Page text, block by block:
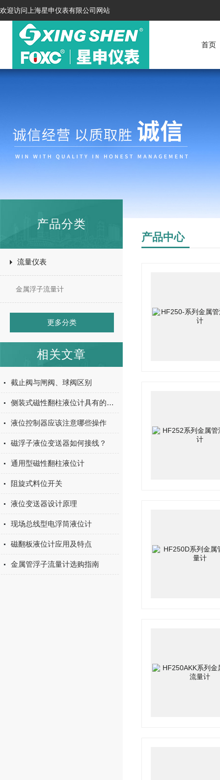
欢迎访问上海星申仪表有限公司网站
首页
产品分类
流量仪表
金属浮子流量计
更多分类
相关文章
截止阀与闸阀、球阀区别
侧装式磁性翻柱液位计具有的功能
液位控制器应该注意哪些操作
磁浮子液位变送器如何接线？
通用型磁性翻柱液位计
阻旋式料位开关
液位变送器设计原理
现场总线型电浮筒液位计
磁翻板液位计应用及特点
金属管浮子流量计选购指南
产品中心